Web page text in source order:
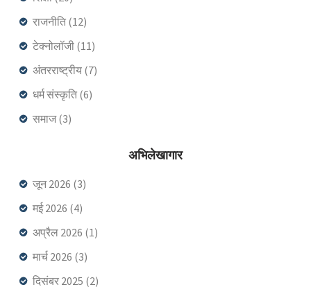
राजनीति (12)
टेक्नोलॉजी (11)
अंतरराष्ट्रीय (7)
धर्म संस्कृति (6)
समाज(3)
अभिलेखागार
जून 2026 (3)
मई 2026 (4)
अप्रैल 2026 (1)
मार्च 2026 (3)
दिसंबर 2025 (2)